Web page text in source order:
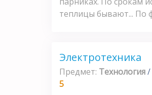
теплицы бывают... По
Электротехника
Предмет: Технология/
5